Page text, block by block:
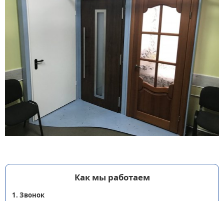
Как мы работаем
1. Звонок